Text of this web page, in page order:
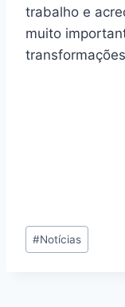
trabalho e
muito
Tags
do
#Notícias